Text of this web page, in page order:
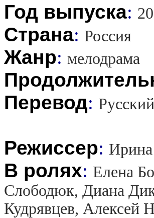
Год выпуска:
Страна: Россия
Жанр: мелодрама
Перевод:
Режиссер: Ирина
В ролях: Елена
Слободюк, Диана
Кудрявцев, Алексей